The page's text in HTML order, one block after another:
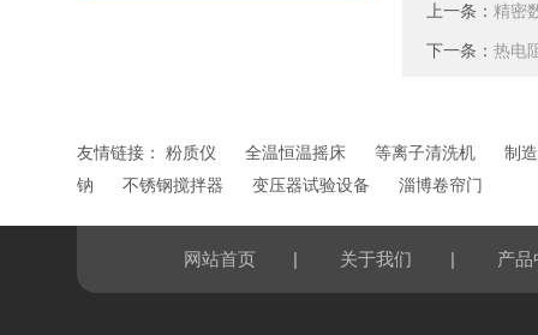
上一条： 精密
下一条： 热电
友情链接： 粉质仪 全温恒温摇床 等离子清洗机
制
钠
不锈钢搅拌器 变压器试验设备 淄博卷帘门
网站首页 | 关于我们 | 产品